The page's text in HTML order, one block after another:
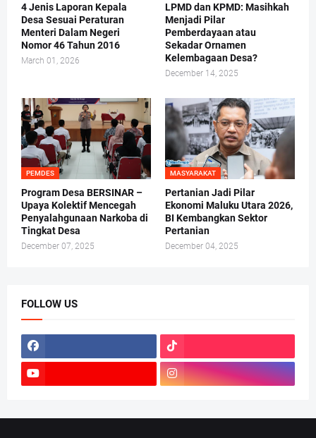
4 Jenis Laporan Kepala
Desa Sesuai Peraturan
Menteri Dalam Negeri
Nomor 46 Tahun 2016
March 01, 2026
LPMD dan KPMD: Masihkah
Menjadi Pilar
Pemberdayaan atau
Sekadar Ornamen
Kelembagaan Desa?
December 14, 2025
PEMDES
Program Desa BERSINAR –
Upaya Kolektif Mencegah
Penyalahgunaan Narkoba di
Tingkat Desa
December 07, 2025
MASYARAKAT
Pertanian Jadi Pilar
Ekonomi Maluku Utara 2026,
BI Kembangkan Sektor
Pertanian
December 04, 2025
FOLLOW US